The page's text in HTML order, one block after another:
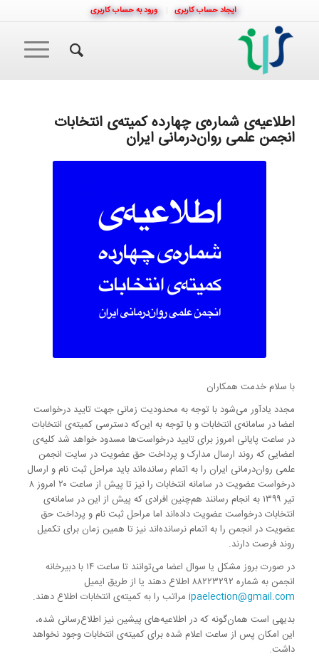
ایجاد حساب کاربری ورود به حساب کاربری
اطلاعیه‌ی شماره‌ی چهارده کمیته‌ی انتخابات
انجمن علمی روان‌درمانی ایران
با سلام خدمت همکاران
مجدد یادآور می‌شود با توجه به محدودیت زمانی جهت تایید درخواست
اعضا در سامانه‌ی انتخابات و با توجه به این‌که دسترسی کمیته‌ی انتخابات
در ساعت پایانی امروز برای تایید درخواست‌ها مسدود خواهد شد کلیه‌ی
اعضایی که روند ارسال مدارک و پرداخت حق عضویت در سایت انجمن
علمی روان‌درمانی ایران را به اتمام رسانده‌اند باید مراحل ثبت نام و ارسال
درخواست عضویت در سامانه انتخابات را نیز تا پیش از ساعت ۲۰ امروز ۸
تیر ۱۳۹۹ به انجام رسانند هم‌چنین افرادی که پیش از این در سامانه‌ی
انتخابات درخواست عضویت داده‌اند اما مراحل ثبت نام و پرداخت حق
عضویت در انجمن را به اتمام نرسانده‌اند نیز تا همین زمان برای تکمیل
روند فرصت دارند.
در صورت بروز مشکل یا سوال اعضا می‌توانند تا ساعت ۱۴ با دبیرخانه
انجمن به شماره ۸۸۲۲۳۲۹۲ اطلاع دهند یا از طریق ایمیل
ipaelection@gmail.comمراتب را به کمیته‌ی انتخابات اطلاع دهند.
بدیهی است همان‌گونه که در اطلاعیه‌های پیشین نیز اطلاع‌رسانی شده،
این امکان پس از ساعت اعلام شده برای کمیته‌ی انتخابات وجود نخواهد
داشت.